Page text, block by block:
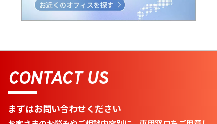
CONTACT US
まずはお問い合わせください